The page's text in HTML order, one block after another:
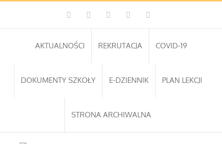
do
zawartości
FacebookInstagramWhatsAppTwitter
AKTUALNOŚCI REKRUTACJA COVID-19
DOKUMENTY SZKOŁY E-DZIENNIK PLAN LEKCJI
STRONA ARCHIWALNA